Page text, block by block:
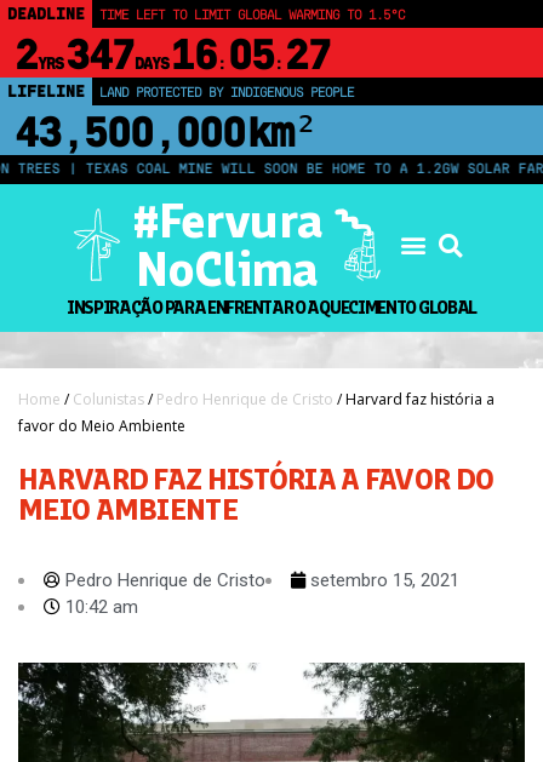
DEADLINE TIME LEFT TO LIMIT GLOBAL WARMING TO 1.5°C
2YRS347DAYS 16: 05: 26
LIFELINE LAND PROTECTED BY INDIGENOUS PEOPLE
43,500,000km²
| TEXAS COAL MINE WILL SOON BE HOME TO A 1.2GW SOLAR FARM |
#Fervura
NoClima
INSPIRAÇÃO PARA ENFRENTAR O AQUECIMENTO GLOBAL
Home /Colunistas/Pedro Henrique de Cristo / Harvard faz história a
favor do Meio Ambiente
HARVARD FAZ HISTÓRIA A FAVOR DO
MEIO AMBIENTE
Pedro Henrique de Cristo
setembro 15, 2021
10:42 am